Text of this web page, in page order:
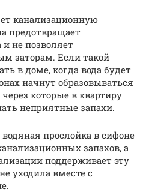
канализационную
предотвращает
и не позволяет
заторам. Если такой
в доме, когда вода будет
начнут образовываться
которые в квартиру
неприятные запахи.
прослойка в сифоне
запахов, а
поддерживает эту
уходила вместе с